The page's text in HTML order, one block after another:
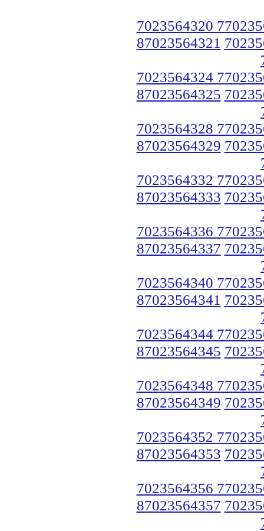
7023564320
87023564321
7023564324
87023564325
7023564328
87023564329
7023564332
87023564333
7023564336
87023564337
7023564340
87023564341
7023564344
87023564345
7023564348
87023564349
7023564352
87023564353
7023564356
87023564357